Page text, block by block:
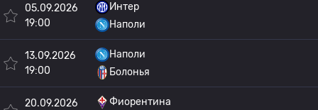
05.09.2026
19:00
Интер
Наполи
13.09.2026
19:00
Наполи
Болонья
20.09.2026
Фиорентина